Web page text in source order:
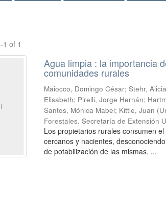
1 of 1
Agua limpia : la importancia
comunidades rurales
Maiocco, Domingo César; Stehr,
Elisabeth; Pirelli, Jorge Hernán;
Santos, Mónica Mabel; Kittle, Juan (
Forestales. Secretaría de Extensión
Los propietarios rurales consumen
cercanos y nacientes,
de potabilización de las mismas. ...